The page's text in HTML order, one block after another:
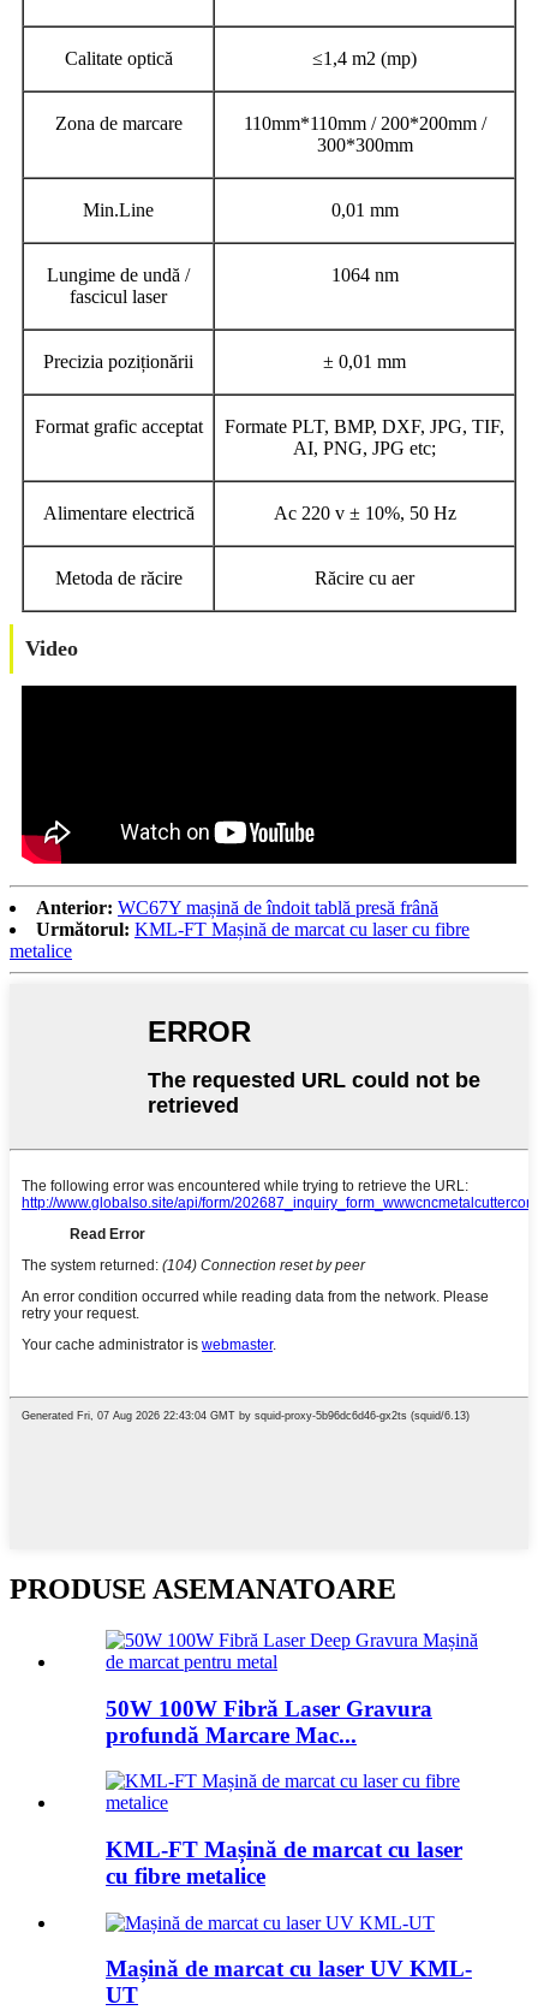
Calitate optică ≤1,4 m2 (mp)
Zona de marcare
110mm*110mm / 200*200mm /
300*300mm
Min.Line 0,01 mm
Lungime de undă /
fascicul laser
1064 nm
Precizia poziționării ± 0,01 mm
Format grafic acceptat
Formate PLT, BMP, DXF, JPG, TIF,
AI, PNG, JPG etc;
Alimentare electrică Ac 220 v ± 10%, 50 Hz
Metoda de răcire Răcire cu aer
Video
Anterior: WC67Y mașină de îndoit tablă presă frână
Următorul: KML-FT Mașină de marcat cu laser cu fibre
metalice
PRODUSE ASEMANATOARE
50W 100W Fibră Laser Gravura
profundă Marcare Mac...
KML-FT Mașină de marcat cu laser
cu fibre metalice
Mașină de marcat cu laser UV KML-
UT